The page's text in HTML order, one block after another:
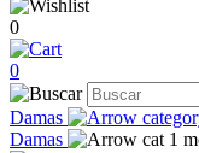
0
0
Damas
Damas